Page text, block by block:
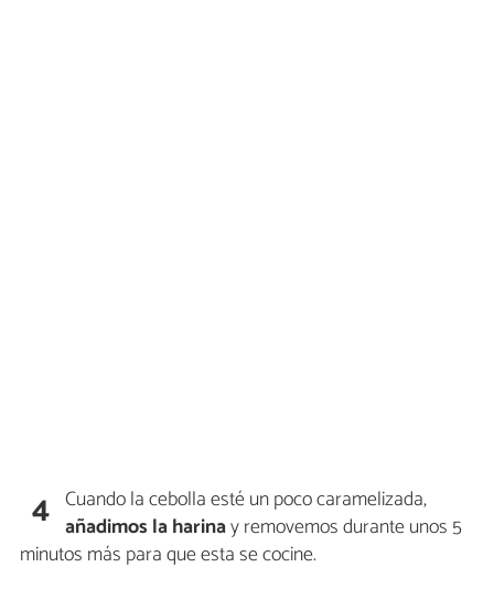
4 Cuando la cebolla esté un poco caramelizada,
añadimos la harinay removemos durante unos 5
minutos más para que esta se cocine.